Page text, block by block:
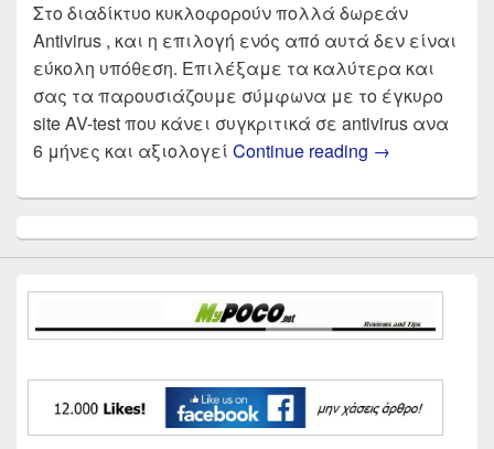
Στο διαδίκτυο κυκλοφορούν πολλά δωρεάν
Antivirus , και η επιλογή ενός από αυτά δεν είναι
εύκολη υπόθεση. Επιλέξαμε τα καλύτερα και
σας τα παρουσιάζουμε σύμφωνα με το έγκυρο
site AV-test που κάνει συγκριτικά σε antivirus ανα
6 μήνες και αξιολογεί Continue reading Δωρεάν
→
Sidebar
Widget